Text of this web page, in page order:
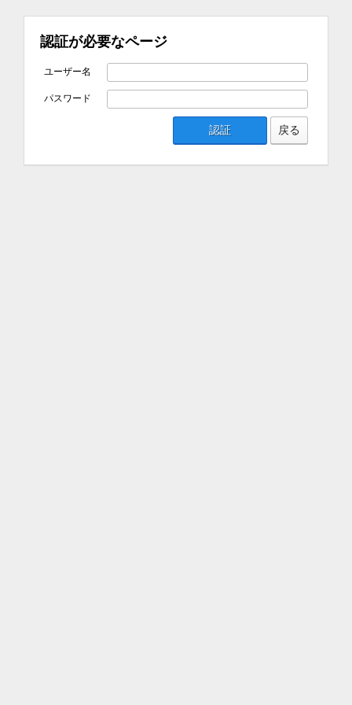
認証が必要なページ
ユーザー名
パスワード
認証 戻る